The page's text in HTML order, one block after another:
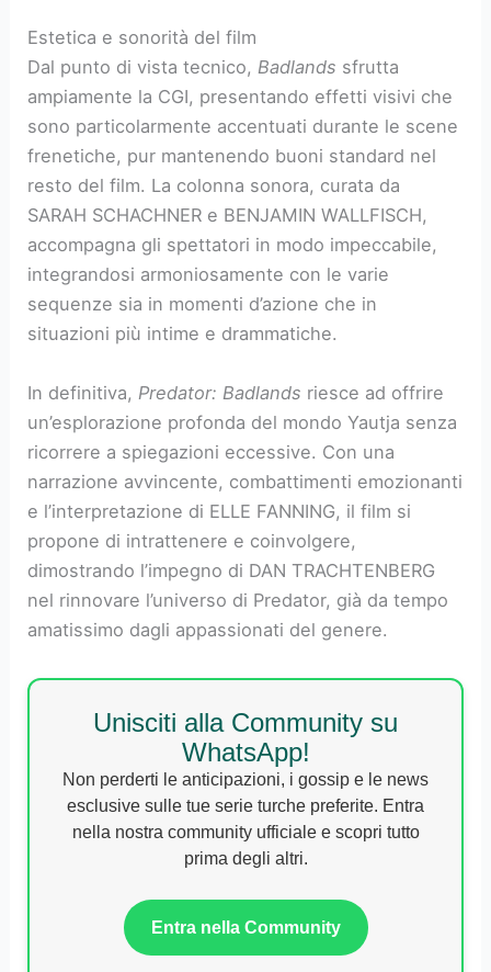
Estetica e sonorità del film
Dal punto di vista tecnico,Badlands sfrutta
ampiamente la CGI, presentando effetti visivi che
sono particolarmente accentuati durante le scene
frenetiche, pur mantenendo buoni standard nel
resto del film. La colonna sonora, curata da
SARAH SCHACHNER e BENJAMIN WALLFISCH,
accompagna gli spettatori in modo impeccabile,
integrandosi armoniosamente con le varie
sequenze sia in momenti d’azione che in
situazioni più intime e drammatiche.
In definitiva, Predator: Badlands riesce ad offrire
un’esplorazione profonda del mondo Yautja senza
ricorrere a spiegazioni eccessive. Con una
narrazione avvincente, combattimenti emozionanti
e l’interpretazione di ELLE FANNING, il film si
propone di intrattenere e coinvolgere,
dimostrando l’impegno di DAN TRACHTENBERG
nel rinnovare l’universo di Predator, già da tempo
amatissimo dagli appassionati del genere.
Unisciti alla Community su
WhatsApp!
Non perderti le anticipazioni, i gossip e le news
esclusive sulle tue serie turche preferite. Entra
nella nostra community ufficiale e scopri tutto
prima degli altri.
Entra nella Community